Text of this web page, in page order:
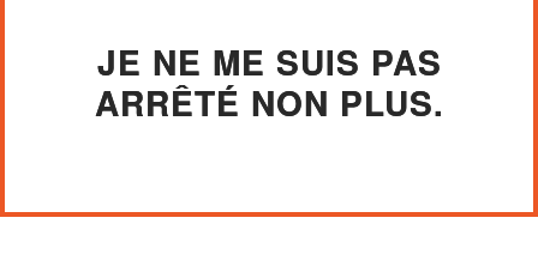
JE NE ME SUIS PAS
ARRÊTÉ NON PLUS.